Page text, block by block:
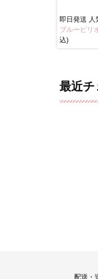
即日発送 人
ブルーピリ
込)
最近
配送・